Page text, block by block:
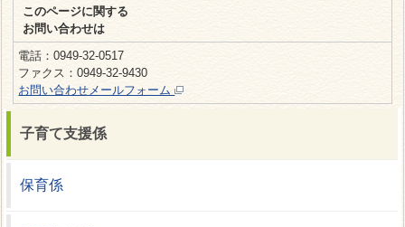
このページに関する
お問い合わせは
電話：0949-32-0517
ファクス：0949-32-9430
お問い合わせメールフォーム
子育て支援係
保育係